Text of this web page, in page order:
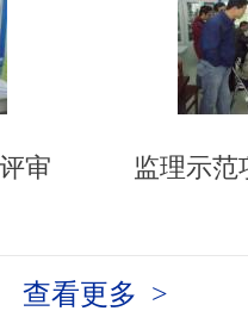
审 监理示范
查看更多 >